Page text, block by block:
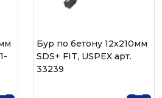
Бур по бетону 12х210мм
SDS+ FIT, USPEX арт.
33239